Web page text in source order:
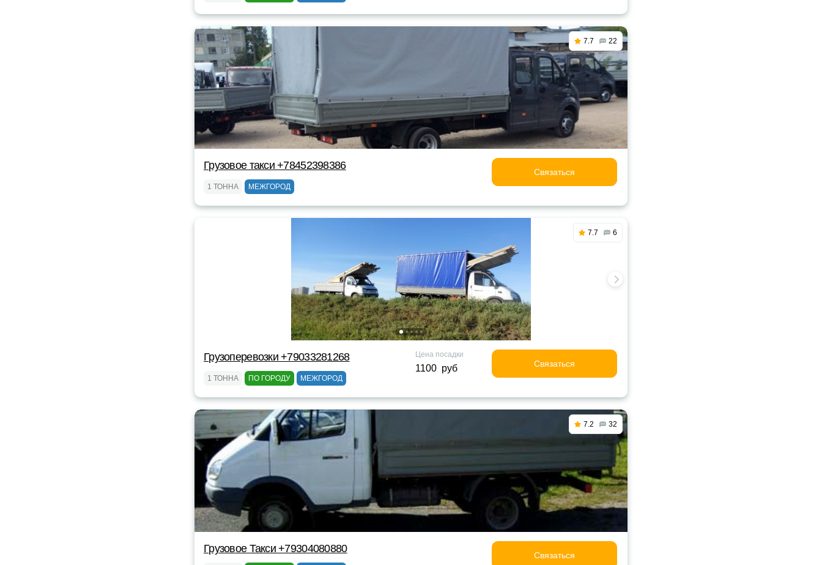
7.7 22
Грузовое такси +78452398386
1 ТОННА МЕЖГОРОД
Связаться
7.7 6
Грузоперевозки +79033281268
1 ТОННА ПО ГОРОДУ МЕЖГОРОД
Цена посадки
1100 руб Связаться
7.2 32
Грузовое Такси +79304080880
Связаться